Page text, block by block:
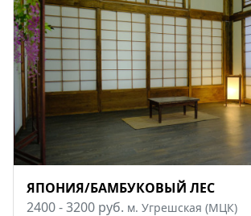
ЯПОНИЯ/БАМБУКОВЫЙ ЛЕС
2400 - 3200 руб. м. Угрешская (МЦК)